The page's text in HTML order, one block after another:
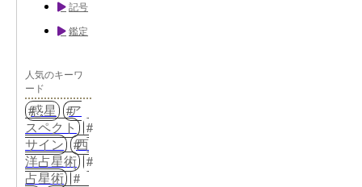
記号
鑑定
人気のキーワ
ード
惑星
ア
スペクト
サイン
西
洋占星術
占星術